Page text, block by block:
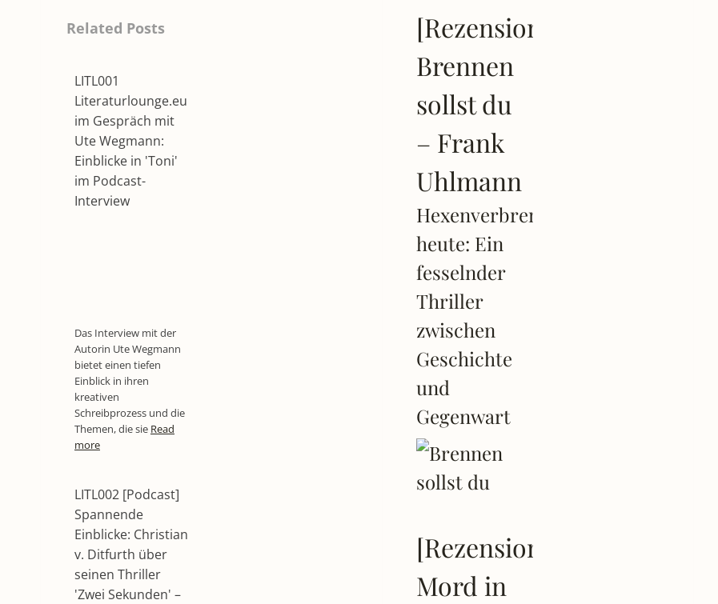
Related Posts
LITL001
Literaturlounge.eu
im Gespräch mit
Ute Wegmann:
Einblicke in 'Toni'
im Podcast-
Interview
Das Interview mit der
Autorin Ute Wegmann
bietet einen tiefen
Einblick in ihren
kreativen
Schreibprozess und die
Themen, die sie Read
more
LITL002 [Podcast]
Spannende
Einblicke: Christian
v. Ditfurth über
seinen Thriller
'Zwei Sekunden' –
[Rezension]
Brennen
sollst du
– Frank
Uhlmann
Hexenverbrennung
heute: Ein
fesselnder
Thriller
zwischen
Geschichte
und
Gegenwart
[Rezension]
Mord in